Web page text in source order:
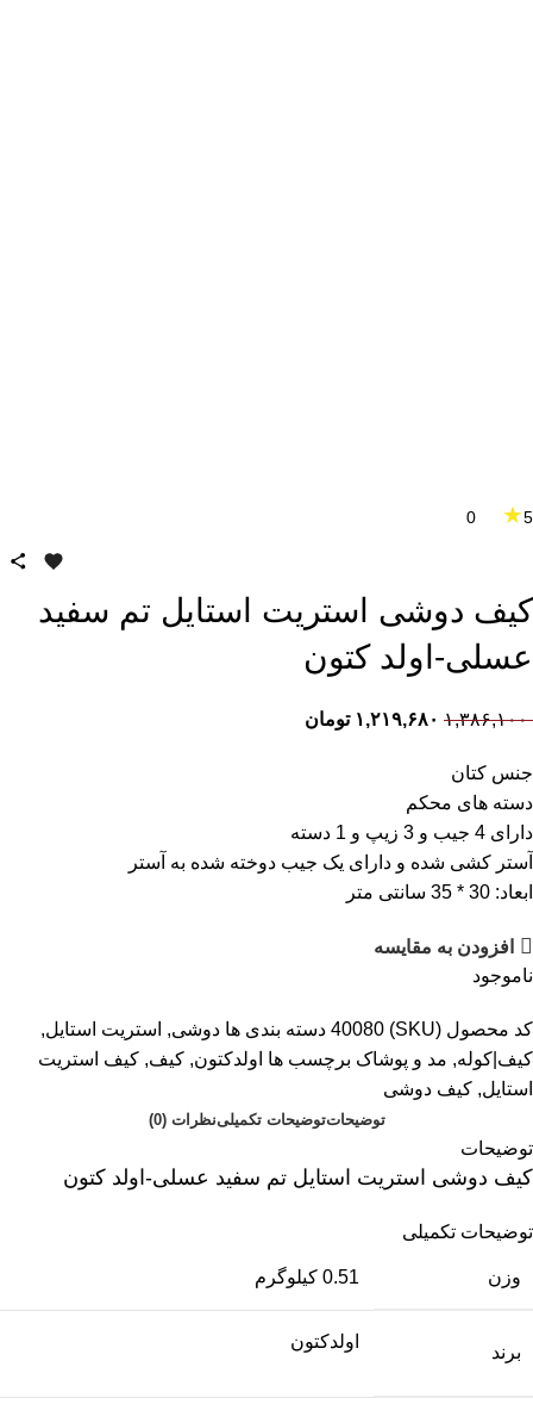
5
★
کیف دوشی استریت استایل تم سفید
عسلی-اولد کتون
۱,۳۸۶,۱۰۰ ۱,۲۱۹,۶۸۰ تومان
جنس کتان
دسته های محکم
دارای 4 جیب و 3 زیپ و 1 دسته
آستر کشی شده و دارای یک جیب دوخته شده به آستر
ابعاد: 30 * 35 سانتی متر
افزودن به مقایسه
ناموجود
کد محصول (SKU) 40080 دسته بندی ها دوشی, استریت استایل,
کیف|کوله, مد و پوشاک برچسب ها اولدکتون, کیف, کیف استریت
استایل, کیف دوشی
توضیحاتتوضیحات تکمیلینظرات (0)
توضیحات
کیف دوشی استریت استایل تم سفید عسلی-اولد کتون
توضیحات تکمیلی
وزن 0.51 کیلوگرم
برند
اولدکتون